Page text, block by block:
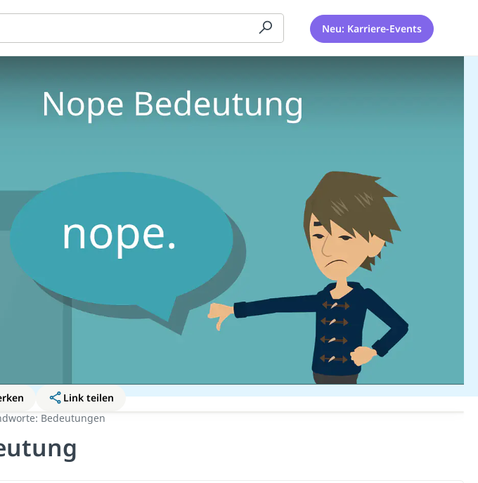
Neu: Karriere-Events
Link teilen
Bedeutungen